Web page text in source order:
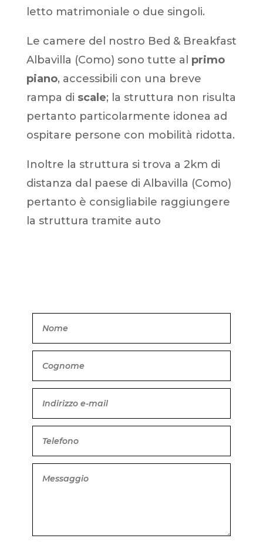
letto matrimoniale o due singoli.
Le camere del nostro Bed & Breakfast
Albavilla (Como) sono tutte al primo
piano, accessibili con una breve
rampa di scale; la struttura non risulta
pertanto particolarmente idonea ad
ospitare persone con mobilità ridotta.
Inoltre la struttura si trova a 2km di
distanza dal paese di Albavilla (Como)
pertanto è consigliabile raggiungere
la struttura tramite auto